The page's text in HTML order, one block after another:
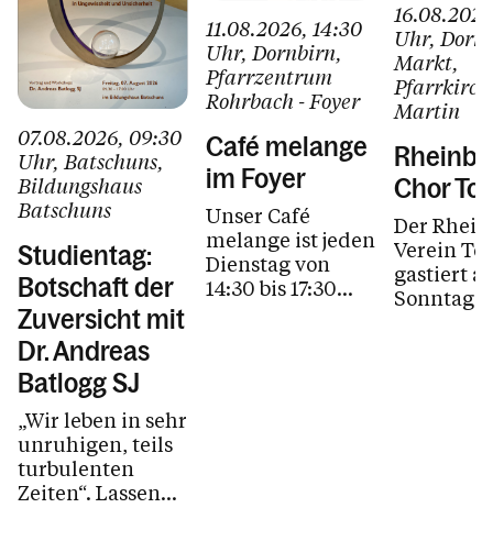
07.08.2026, 09:30
Uhr, Batschuns,
Bildungshaus
Batschuns
Studientag:
Botschaft der
Zuversicht mit
Dr. Andreas
Batlogg SJ
„Wir leben in sehr
unruhigen, teils
turbulenten
Zeiten“. Lassen
11.08.2026, 14:30
Uhr, Dornbirn,
Pfarrzentrum
Rohrbach - Foyer
Café melange
im Foyer
Unser Café
melange ist jeden
Dienstag von
14:30 bis 17:30
16.08.2026
Uhr,
Markt,
Martin
Chor
Der
Verein
gastiert
Sonntag,